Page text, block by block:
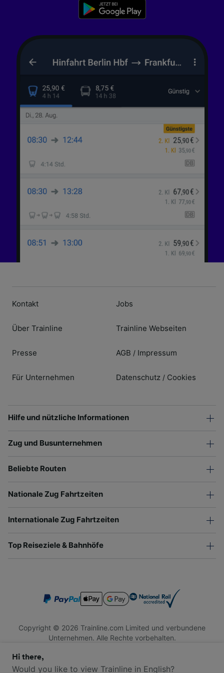
Kontakt
Über Trainline
Presse
Für Unternehmen
Jobs
Trainline Webseiten
AGB / Impressum
Datenschutz / Cookies
Hilfe und nützliche Informationen
Zug und Busunternehmen
Beliebte Routen
Nationale Zug Fahrtzeiten
Internationale Zug Fahrtzeiten
Top Reiseziele & Bahnhöfe
Copyright © 2026 Trainline.com Limited und verbundene
Unternehmen. Alle Rechte vorbehalten.
Firmennummer 3846791. Registrierte Adresse: 1 Stonecutter
St, London EC4A 4AH, United Kingdom. USt-IdNr.: 791 7261
Hi there,
Would you like to view Trainline in English?
Wir und unsere Partner verarbeiten Daten, um
Verwendung genauer Standortdaten.
aktiv abfragen. Speichern von oder Zugriff auf
Informationen auf einem Endgerät.
von Werbeleistung und der Performance von
Inhalten, Zielgruppenforschung sowie
Entwicklung und Verbesserung von
Angeboten.
Liste der Partner (Lieferanten)